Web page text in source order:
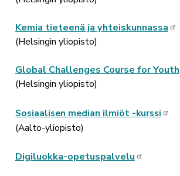
Kemia tieteenä ja yhteiskunnassa
(Helsingin yliopisto)
Global Challenges Course for Youth
(Helsingin yliopisto)
Sosiaalisen median ilmiöt -kurssi
(Aalto-yliopisto)
Digiluokka-opetuspalvelu